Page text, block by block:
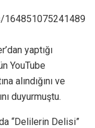
yaptığı
YouTube
alındığını ve
duyurmuştu.
“Delilerin Delisi”